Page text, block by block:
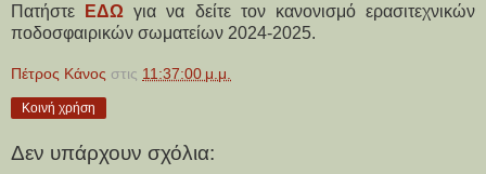
Πατήστε
ΕΔΩ για να δείτε τον κανονισμό ερασιτεχνικών
ποδοσφαιρικών σωματείων 2024-2025.
Πέτρος Κάνος στις 11:37:00 μ.μ.
Κοινή χρήση
Δεν υπάρχουν σχόλια: